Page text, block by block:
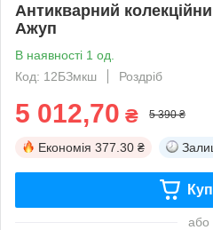
Антикварний
Ажуп
В наявності 1 од.
Код: 12БЗмкш
Роздріб
5 012,70 ₴ 5 390 ₴
Економія 377.30 ₴
або